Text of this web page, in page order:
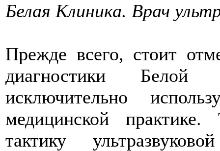
Белая Клиника. Врач
Прежде всего, стоит
диагностики
исключительно
медицинской
тактику